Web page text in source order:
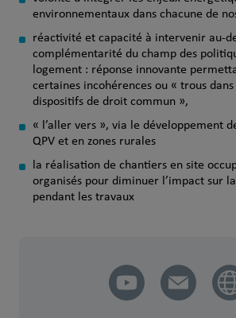
environnementaux dans chacune de
réactivité et capacité à intervenir au-
complémentarité du champ des
logement : réponse innovante
certaines incohérences ou « trous
dispositifs de droit commun »,
« l’aller vers », via le développement
QPV et en zones rurales
la réalisation de chantiers en site
organisés pour diminuer l’impact sur
pendant les travaux